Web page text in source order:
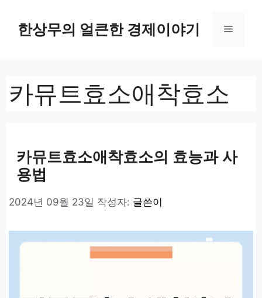
한상무의 얼큰한 경제이야기 메
카뮤트효소애착효소
카뮤트효소애착효소의 효능과 사
용법
2024년 09월 23일 작성자: 글쓴이